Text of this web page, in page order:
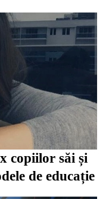
copiilor săi și
de educație